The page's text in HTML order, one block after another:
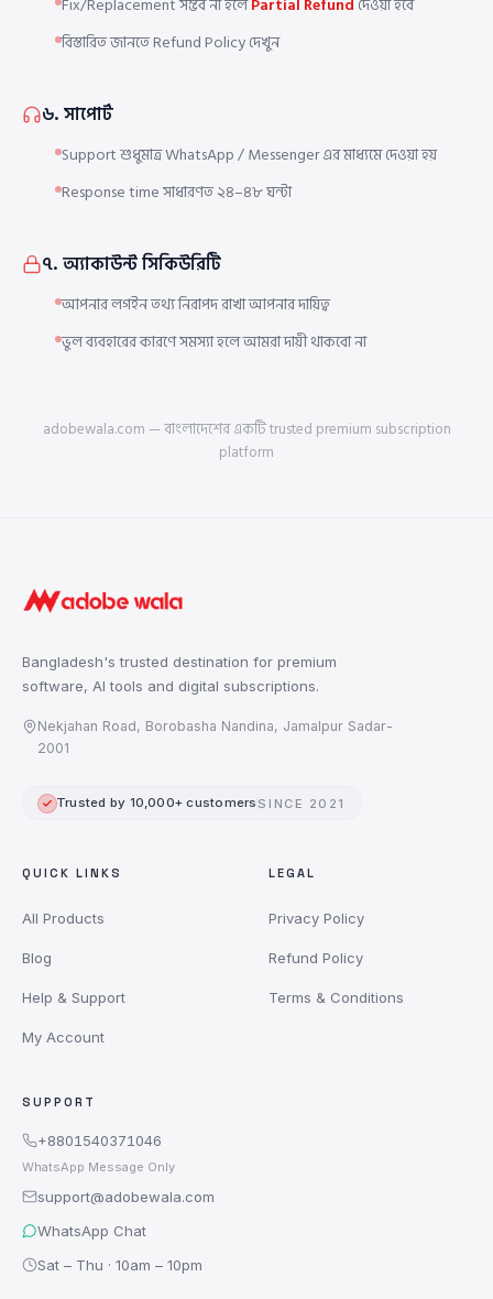
বিস্তারিত জানতে Refund Policy দেখুন
৬. সাপোর্ট
Support শুধুমাত্র WhatsApp / Messenger এর মাধ্যমে দেওয়া হয়
Response time সাধারণত ২৪–৪৮ ঘন্টা
৭. অ্যাকাউন্ট সিকিউরিটি
আপনার লগইন তথ্য নিরাপদ রাখা আপনার দায়িত্ব
ভুল ব্যবহারের কারণে সমস্যা হলে আমরা দায়ী থাকবো না
adobewala.com — বাংলাদেশের একটি trusted premium subscription
platform
Bangladesh's trusted destination for premium
software, AI tools and digital subscriptions.
Nekjahan Road, Borobasha Nandina, Jamalpur Sadar-
2001
Trusted by 10,000+ customers SINCE 2021
QUICK LINKS
All Products
Blog
Help & Support
My Account
LEGAL
Privacy Policy
Refund Policy
Terms & Conditions
SUPPORT
+8801540371046
WhatsApp Message Only
support@adobewala.com
WhatsApp Chat
Sat – Thu · 10am – 10pm